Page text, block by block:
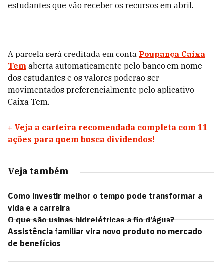
estudantes que vão receber os recursos em abril.
A parcela será creditada em conta Poupança Caixa
Tem aberta automaticamente pelo banco em nome
dos estudantes e os valores poderão ser
movimentados preferencialmente pelo aplicativo
Caixa Tem.
+ Veja a carteira recomendada completa com 11
ações para quem busca dividendos!
Veja também
Como investir melhor o tempo pode transformar a
vida e a carreira
O que são usinas hidrelétricas a fio d’água?
Assistência familiar vira novo produto no mercado
de benefícios